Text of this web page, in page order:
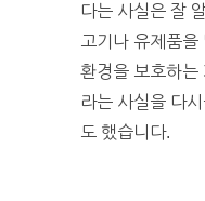
다는 사실은 잘
고기나 유제품을
환경을 보호하는
라는 사실을 다
도 했습니다.